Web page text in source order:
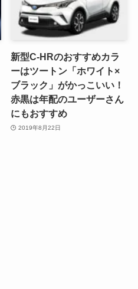
新型C-HRのおすすめカラ
ーはツートン「ホワイト×
ブラック」がかっこいい！
赤黒は年配のユーザーさん
にもおすすめ
2019年8月22日